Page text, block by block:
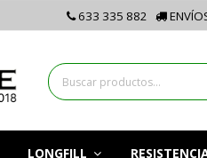
633 335 882
LONGFILL